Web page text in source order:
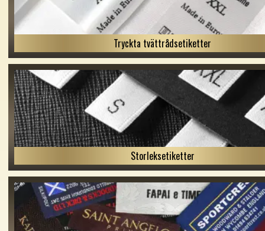
Tryckta tvättrådsetiketter
Storleksetiketter